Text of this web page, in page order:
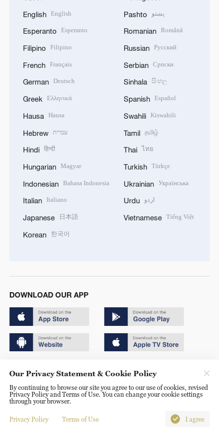
English English
Esperanto Esperanto
Filipino Filipino
French Français
German Deutsch
Greek Ελληνικά
Hausa Hausa
Hebrew עברית
Hindi हिन्दी
Hungarian Magyar
Indonesian Bahasa Indonesia
Italian Italiano
Japanese 日本語
Korean 한국어
Pashto پښتو
Romanian Română
Russian Русский
Serbian Српски
Sinhala සිංහල
Spanish Español
Swahili Kiswahili
Tamil தமிழ்
Thai ไทย
Turkish Türkçe
Ukrainian Українська
Urdu اردو
Vietnamese Tiếng Việt
DOWNLOAD OUR APP
京ICP备20000184号
京公网安备 11010502050052号
Disinformation report hotline: 010-85061466
Our Privacy Statement & Cookie Policy
By continuing to browse our site you agree to our use of cookies, revised
Privacy Policy and Terms of Use. You can change your cookie settings
through your browser.
Privacy Policy Terms of Use I agree